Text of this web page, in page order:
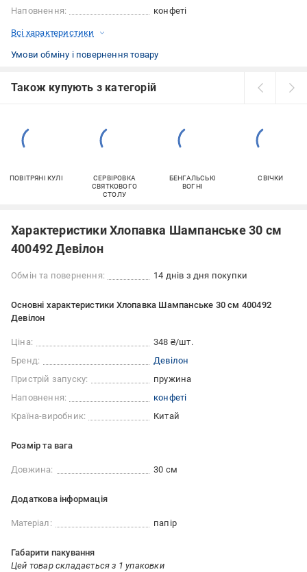
Наповнення:
конфеті
Всі характеристики
Умови обміну і повернення товару
Також купують з категорій
ПОВІТРЯНІ КУЛІ
СЕРВІРОВКА
СВЯТКОВОГО
СТОЛУ
БЕНГАЛЬСЬКІ
ВОГНІ
СВІЧКИ
Характеристики Хлопавка Шампанське 30 см
400492 Девілон
Обмін та повернення: 14 днів з дня покупки
Основні характеристики Хлопавка Шампанське 30 см 400492
Девілон
Ціна:
348 ₴/шт.
Бренд:
Девілон
Пристрій запуску:
пружина
Наповнення:
конфеті
Країна-виробник:
Китай
Розмір та вага
Довжина: 30 см
Додаткова інформація
Матеріал: папір
Габарити пакування
Цей товар складається з 1 упаковки